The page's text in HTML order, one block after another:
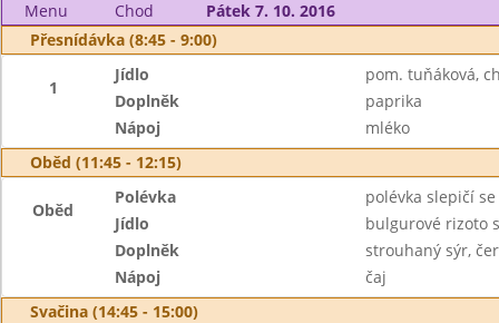
Menu
Chod
Pátek 7. 10. 2016
Přesnídávka (8:45 - 9:00)
1
Jídlo
pom. tuňáková,
Doplněk
paprika
Nápoj
mléko
Oběd (11:45 - 12:15)
Oběd
Polévka
polévka slepičí
Jídlo
bulgurové rizoto
Doplněk
strouhaný sýr,
Nápoj
čaj
Svačina (14:45 - 15:00)